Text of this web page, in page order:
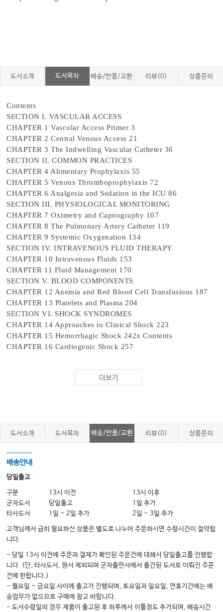
도서소개 도서목차 배송/반품/교환 리뷰(0) 상품문의
Contents
SECTION I. VASCULAR ACCESS
CHAPTER 1 Vascular Access Primer 3
CHAPTER 2 Central Venous Access 21
CHAPTER 3 The Indwelling Vascular Catheter 36
SECTION II. COMMON PRACTICES
CHAPTER 4 Alimentary Prophylaxis 55
CHAPTER 5 Venous Thromboprophylaxis 72
CHAPTER 6 Analgesia and Sedation in the ICU 86
SECTION III. PHYSIOLOGICAL MONITORING
CHAPTER 7 Oximetry and Capnography 107
CHAPTER 8 The Pulmonary Artery Catheter 119
CHAPTER 9 Systemic Oxygenation 134
SECTION IV. INTRAVENOUS FLUID THERAPY
CHAPTER 10 Intravenous Fluids 153
CHAPTER 11 Fluid Management 170
SECTION V. BLOOD COMPONENTS
CHAPTER 12 Anemia and Red Blood Cell Transfusions 187
CHAPTER 13 Platelets and Plasma 204
SECTION VI. SHOCK SYNDROMES
CHAPTER 14 Approaches to Clinical Shock 223
CHAPTER 15 Hemorrhagic Shock 242x Contents
CHAPTER 16 Cardiogenic Shock 257
SECTION VII. CARDIAC DISORDERS
CHAPTER 18 Acute Heart Failure(s) 291
SECTION VIII. RESPIRATORY DISORDERS
CHAPTER 22 Acute Pulmonary Embolism 361
CHAPTER 23 Asthma and COPD in the ICU 374
SECTION IX. RESPIRATORY MANAGEMENT
CHAPTER 25 Oxygen Inhalation 411
CHAPTER 26 Noninvasive Ventilation 428
CHAPTER 27 Conventional Mechanical Ventilation 441
CHAPTER 28 The Ventilator-Dependent Patient 456
CHAPTER 30 Discontinuing Mechanical Ventilation 485
SECTION X. ACID-BASE DISORDERS
CHAPTER 31 Acid-Base Analysis 499
CHAPTER 32 Lactic Acidosis and Ketoacidosis 511
CHAPTER 33 Metabolic Alkalosis 526
SECTION XI. RENAL & ELECTROLYTE DISORDERS
CHAPTER 34 Acute Kidney Injury 537
CHAPTER 35 Sodium 552Contents xi
더보기
도서소개 도서목차 배송/반품/교환 리뷰(0) 상품문의
배송안내
당일출고
구분 13시 이전
13시 이후
군자도서
당일출고
1일 추가
타사도서
1일 ~ 2일 추가 2일 ~ 3일 추가
고객님께서 급히 필요하신 상품은 별도로 나누어 주문하시면 수령시간이 절약됩
니다.
- 당일 13시 이전에 주문과 결제가 확인된 주문건에 대해서 당일출고를 진행합
니다. (단, 타사도서, 원서 제외되며 군자출판사에서 출간된 도서로 이뤄진 주문
건에 한합니다.)
- 월요일 ~ 금요일 사이에 출고가 진행되며, 토요일과 일요일, 연휴기간에는 배
송업무가 없으므로 구매에 참고 바랍니다.
- 도서수령일의 경우 제품이 출고된 후 하루에서 이틀정도 추가되며, 배송시간